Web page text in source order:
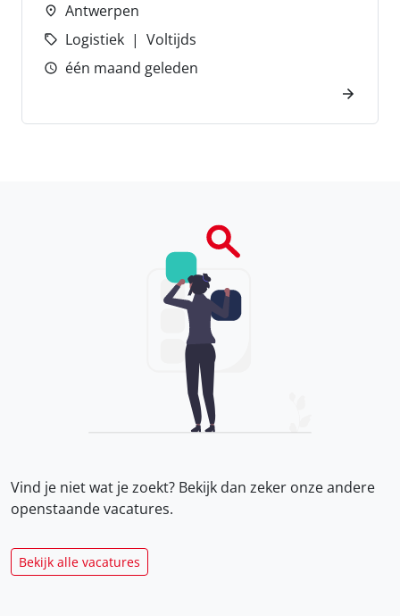
Antwerpen
Logistiek
Voltijds
één maand geleden
Vind je niet wat je zoekt? Bekijk dan zeker onzeandere
openstaande vacatures.
Bekijk alle vacatures